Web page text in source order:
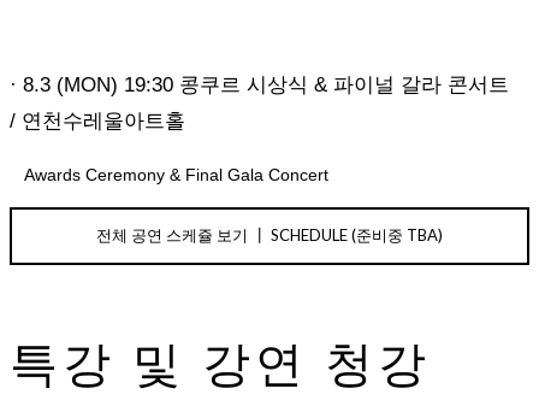
· 8.3 (MON) 19:30 콩쿠르 시상식 & 파이널 갈라 콘서트
/ 연천수레울아트홀
Awards Ceremony & Final Gala Concert
전체 공연 스케쥴 보기 ┃ SCHEDULE (준비중 TBA)
특강 및 강연 청강